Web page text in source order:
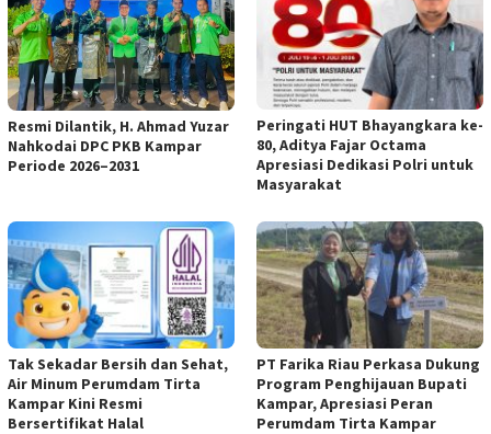
Resmi Dilantik, H. Ahmad Yuzar
Nahkodai DPC PKB Kampar
Periode 2026–2031
Peringati HUT Bhayangkara ke-
80, Aditya Fajar Octama
Apresiasi Dedikasi Polri untuk
Masyarakat
Tak Sekadar Bersih dan Sehat,
Air Minum Perumdam Tirta
Kampar Kini Resmi
Bersertifikat Halal
PT Farika Riau Perkasa Dukung
Program Penghijauan Bupati
Kampar, Apresiasi Peran
Perumdam Tirta Kampar